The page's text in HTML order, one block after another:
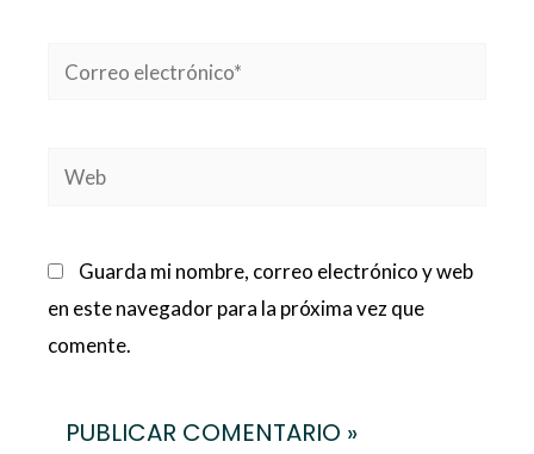
Correo
Web
Guarda mi nombre, correo electrónico y web
en este navegador para la próxima vez que
comente.